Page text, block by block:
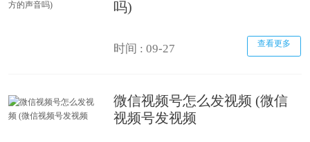
吗)
时间 : 09-27 查看更多
微信视频号怎么发视频 (微信
视频号发视频